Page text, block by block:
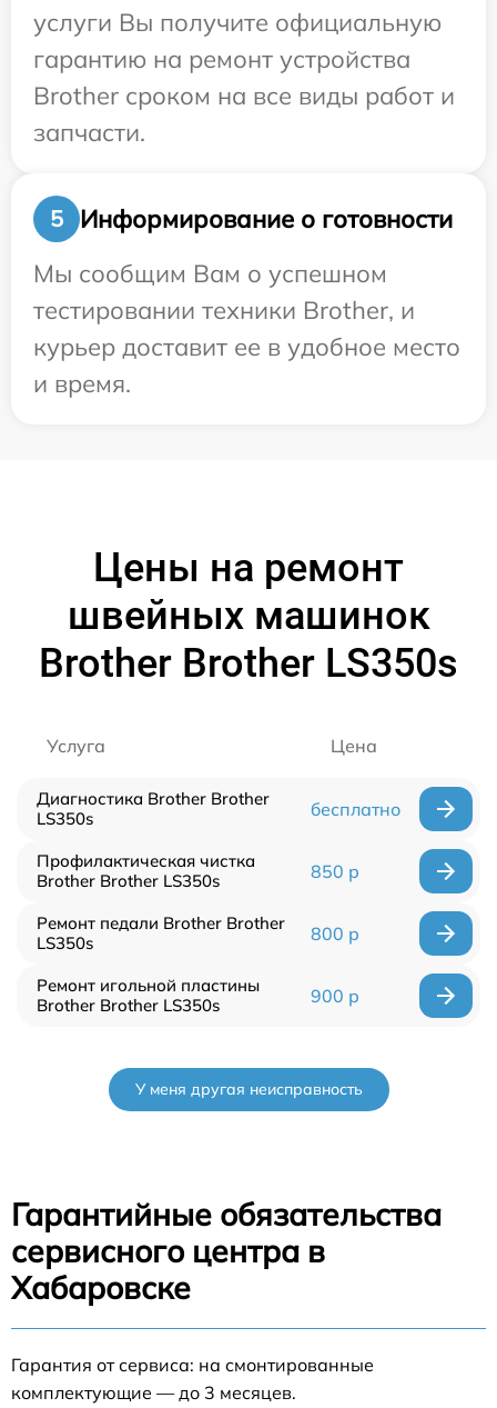
услуги Вы получите официальную
гарантию на ремонт устройства
Brother сроком на все виды работ и
запчасти.
5
Информирование о готовности
Мы сообщим Вам о успешном
тестировании техники Brother, и
курьер доставит ее в удобное место
и время.
Цены на ремонт
швейных машинок
Brother Brother LS350s
Услуга Цена
Диагностика Brother Brother
LS350s
бесплатно
Профилактическая чистка
Brother Brother LS350s
850 р
Ремонт педали Brother Brother
LS350s
800 р
Ремонт игольной пластины
Brother Brother LS350s
900 р
У меня другая неисправность
Гарантийные обязательства
сервисного центра в
Хабаровске
Гарантия от сервиса: на смонтированные
комплектующие — до 3 месяцев.